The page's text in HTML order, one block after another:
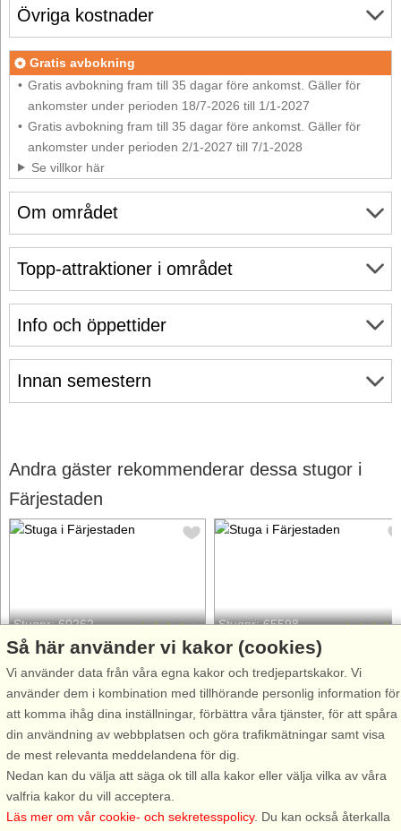
Om området
Info och öppettider
Innan semestern
Övriga kostnader
Gratis avbokning
Gratis avbokning fram till 35 dagar före ankomst. Gäller för
ankomster under perioden 18/7-2026 till 1/1-2027
Gratis avbokning fram till 35 dagar före ankomst. Gäller för
ankomster under perioden 2/1-2027 till 7/1-2028
Se villkor här
Topp-attraktioner i området
Andra gäster rekommenderar dessa stugor i
Färjestaden
Stugnr: 60262
Färjestaden
5 personer, 50 m²
240 m till sjö/hav:.
Nu kan ni bo lantligt i Böle med
bara 250m till havet och njuta
av den magiska havsutsikten.
Huset har ett avskilt naturskönt
läge där ni verkligen kan njuta
Stugnr: 65598
Färjestaden
6 personer, 60 m²
300 m till sjö/hav:.
Välkommen till ett stilrent och
helt nybyggt semesterhus med
fantastiskt läge strax utanför
bor ni i en lugn och naturnära
Så här använder vi kakor (cookies)
Vi använder data från våra egna kakor och tredjepartskakor. Vi
använder dem i kombination med tillhörande personlig information för
att komma ihåg dina inställningar, förbättra våra tjänster, för att spåra
din användning av webbplatsen och göra trafikmätningar samt visa
de mest relevanta meddelandena för dig.
Nedan kan du välja att säga ok till alla kakor eller välja vilka av våra
valfria kakor du vill acceptera.
Läs mer om vår cookie- och sekretesspolicy. Du kan också återkalla